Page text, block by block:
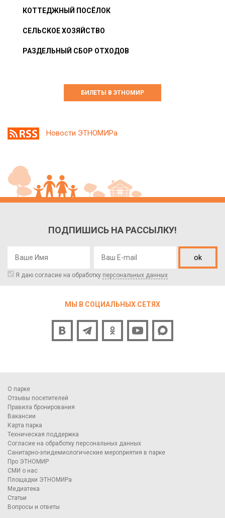
КОТТЕДЖНЫЙ ПОСЁЛОК
СЕЛЬСКОЕ ХОЗЯЙСТВО
РАЗДЕЛЬНЫЙ СБОР ОТХОДОВ
БИЛЕТЫ В ЭТНОМИР
Новости ЭТНОМИРа
ПОДПИШИСЬ НА РАССЫЛКУ!
ok
Я даю согласие на обработку персональных данных
МЫ В СОЦИАЛЬНЫХ СЕТЯХ
О парке
Отзывы посетителей
Правила бронирования
Вакансии
Карта парка
Техническая поддержка
Согласие на обработку персональных данных
Санитарно-эпидемиологические мероприятия в парке
Про ЭТНОМИР
СМИ о нас
Площадки ЭТНОМИРа
Медиатека
Статьи
Вопросы и ответы